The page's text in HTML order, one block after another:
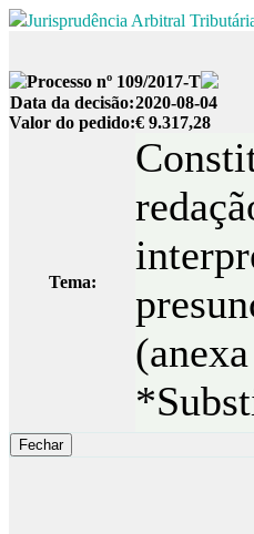
Jurisprudência Arbitral
Processo nº 109/2017-T
Data da decisão:2020-08-04
Valor do pedido:€ 9.317,28
Tema: